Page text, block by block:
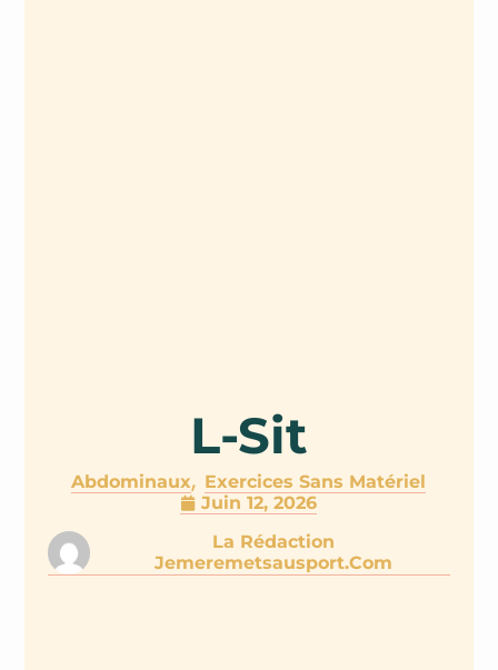
L-Sit
Abdominaux, Exercices Sans Matériel
Juin 12, 2026
La Rédaction
Jemeremetsausport.com